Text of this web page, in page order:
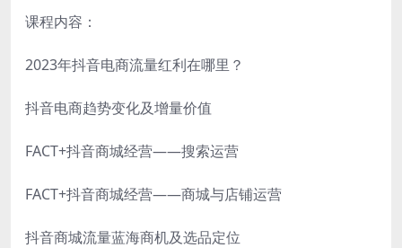
课程内容：
2023年抖音电商流量红利在哪里？
抖音电商趋势变化及增量价值
FACT+抖音商城经营——搜索运营
FACT+抖音商城经营——商城与店铺运营
抖音商城流量蓝海商机及选品定位